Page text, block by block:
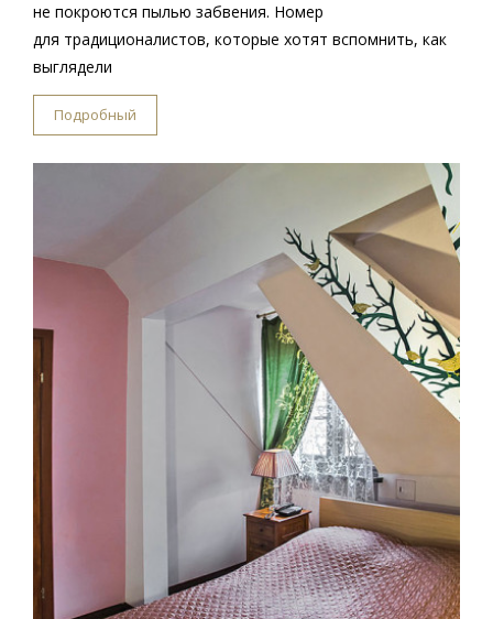
не покроются пылью забвения. Номер
для традиционалистов, которые хотят вспомнить, как
выглядели
Подробный